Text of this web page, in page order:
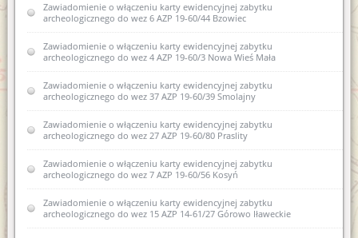
Zawiadomienie o włączeniu karty ewidencyjnej zabytku
archeologicznego do wez 6 AZP 19-60/44 Bzowiec
Zawiadomienie o włączeniu karty ewidencyjnej zabytku
archeologicznego do wez 4 AZP 19-60/3 Nowa Wieś Mała
Zawiadomienie o włączeniu karty ewidencyjnej zabytku
archeologicznego do wez 37 AZP 19-60/39 Smolajny
Zawiadomienie o włączeniu karty ewidencyjnej zabytku
archeologicznego do wez 27 AZP 19-60/80 Praslity
Zawiadomienie o włączeniu karty ewidencyjnej zabytku
archeologicznego do wez 7 AZP 19-60/56 Kosyń
Zawiadomienie o włączeniu karty ewidencyjnej zabytku
archeologicznego do wez 15 AZP 14-61/27 Górowo Iławeckie